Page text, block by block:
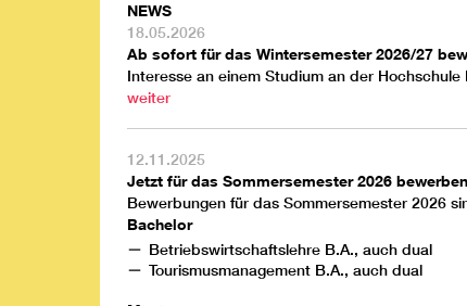
NEWS
18.05.2026
Ab sofort für das Wintersemester 2026/27
Interesse an einem Studium an der
weiter
12.11.2025
Jetzt für das Sommersemester 2026
Bewerbungen für das Sommersemester 2026
Bachelor
Betriebswirtschaftslehre B.A., auch dual
TourismusmanagementB.A., auch dual